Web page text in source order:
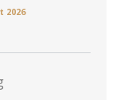
2026